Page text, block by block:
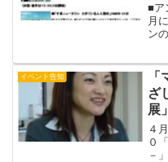
■ア
月
ン
遽
し
イベント告知
ざ
展
４
０
－